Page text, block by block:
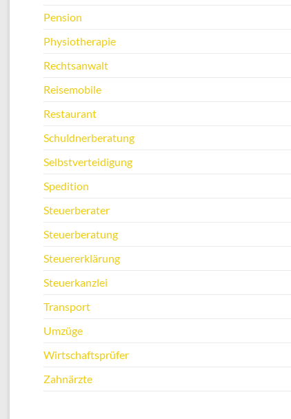
Pension
Physiotherapie
Rechtsanwalt
Reisemobile
Restaurant
Schuldnerberatung
Selbstverteidigung
Spedition
Steuerberater
Steuerberatung
Steuererklärung
Steuerkanzlei
Transport
Umzüge
Wirtschaftsprüfer
Zahnärzte